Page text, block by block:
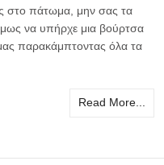
στο πάτωμα, μην σας τα
να υπήρχε μια βούρτσα
μας παρακάμπτοντας όλα τα
Read More...